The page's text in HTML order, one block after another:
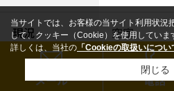
現況 空家
メール 電話
当サイトでは、お客様の当サイト利用状況
して、クッキー（Cookie）を使用していま
詳しくは、当社の 「Cookieの取扱いについ
閉じる